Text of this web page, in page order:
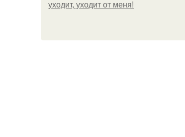
уходит, уходит от меня!